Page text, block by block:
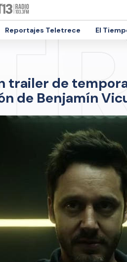
Reportajes Teletrece El
trailer de
de Benjamín